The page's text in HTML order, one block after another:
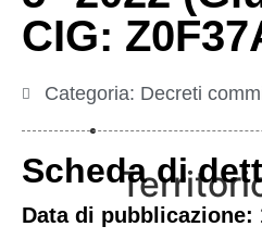
Vivere l’Ente
CIG:
Categoria: Decreti
Scheda di
Data di pubblicazione: